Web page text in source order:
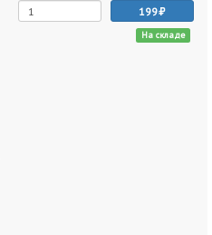
199
На складе